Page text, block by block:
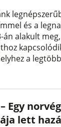
és a
alakult
a
Egy
lett